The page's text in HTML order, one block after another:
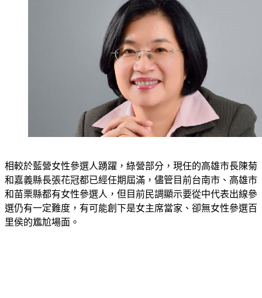
相較於藍營女性參選人踴躍，綠營部分，現任的高雄市長陳菊
和嘉義縣長張花冠都已經任期屆滿，儘管目前台南市、高雄市
和苗栗縣都有女性參選人，但目前民調顯示要從中代表出線參
選仍有一定難度， 有可能創下是女主席當家、卻無女性參選百
里侯的尷尬場面。